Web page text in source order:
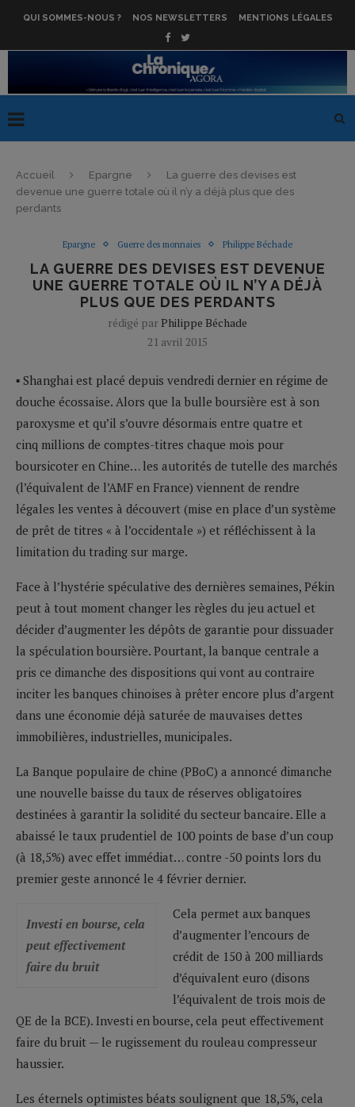
QUI SOMMES-NOUS ? NOS NEWSLETTERS MENTIONS LÉGALES
Accueil Epargne
La guerre des devises est
devenue une guerre totale où il n’y a déjà plus que des
perdants
Epargne Guerre des monnaies Philippe Béchade
LA GUERRE DES DEVISES EST DEVENUE
UNE GUERRE TOTALE OÙ IL N’Y A DÉJÀ
PLUS QUE DES PERDANTS
rédigé par Philippe Béchade
21 avril 2015
▪ Shanghai est placé depuis vendredi dernier en régime de
douche écossaise. Alors que la bulle boursière est à son
paroxysme et qu’il s’ouvre désormais entre quatre et
cinq millions de comptes-titres chaque mois pour
boursicoter en Chine… les autorités de tutelle des marchés
(l’équivalent de l’AMF en France) viennent de rendre
légales les ventes à découvert (mise en place d’un système
de prêt de titres « à l’occidentale ») et réfléchissent à la
limitation du trading sur marge.
Face à l’hystérie spéculative des dernières semaines, Pékin
peut à tout moment changer les règles du jeu actuel et
décider d’augmenter les dépôts de garantie pour dissuader
la spéculation boursière. Pourtant, la banque centrale a
pris ce dimanche des dispositions qui vont au contraire
inciter les banques chinoises à prêter encore plus d’argent
dans une économie déjà saturée de mauvaises dettes
immobilières, industrielles, municipales.
La Banque populaire de chine (PBoC) a annoncé dimanche
une nouvelle baisse du taux de réserves obligatoires
destinées à garantir la solidité du secteur bancaire. Elle a
abaissé le taux prudentiel de 100 points de base d’un coup
(à 18,5%) avec effet immédiat… contre -50 points lors du
premier geste annoncé le 4 février dernier.
Investi en bourse, cela
peut effectivement
faire du bruit
Cela permet aux banques
d’augmenter l’encours de
crédit de 150 à 200 milliards
d’équivalent euro (disons
l’équivalent de trois mois de
QE de la BCE). Investi en bourse, cela peut effectivement
faire du bruit — le rugissement du rouleau compresseur
haussier.
Les éternels optimistes béats soulignent que 18,5%, cela